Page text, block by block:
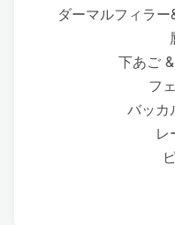
ダーマルフィラ
下あご
フ
バッカ
レ